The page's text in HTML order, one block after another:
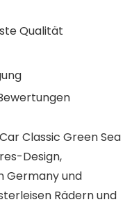
Qualität
Classic Green Sea
Design,
Germany und
Rädern und